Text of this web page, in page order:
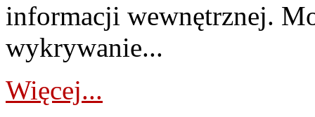
informacji wewnętrznej.
wykrywanie...
Więcej...